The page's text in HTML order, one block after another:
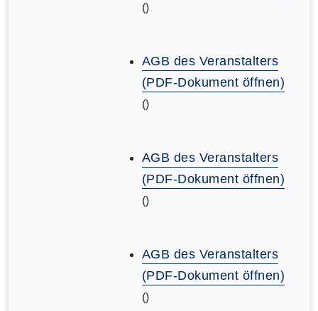
()
AGB des Veranstalters
(PDF-Dokument öffnen)
()
AGB des Veranstalters
(PDF-Dokument öffnen)
()
AGB des Veranstalters
(PDF-Dokument öffnen)
()